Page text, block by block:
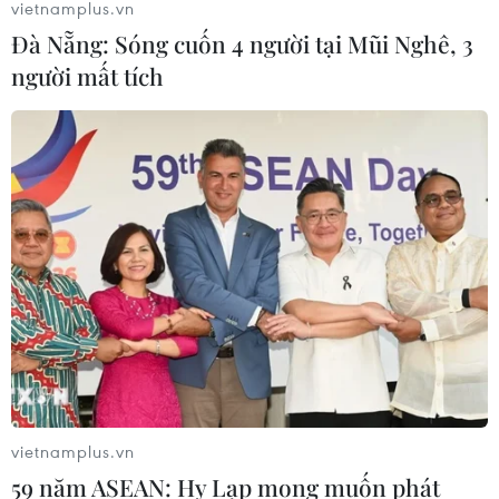
07/08/2026 05:12
Nghệ nhân Đặng Văn Hậu
thổi sức sống mới cho nghệ thuật tò
he truyền thống
07/08/2026 03:19
Sập công trình tại Cuba khiến 2
người tử vong
07/08/2026 01:48
Syria: Nổ xe buýt gần thủ đô
Damascus khiến 2 người chết và 13
vietnamplus.vn
Đà Nẵng: Sóng cuốn 4 người tại Mũi Nghê, 3
người mất tích
vietnamplus.vn
59 năm ASEAN: Hy Lạp mong muốn phát